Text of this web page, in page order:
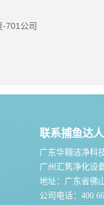
-701公司
联系捕鱼达人
广东华翱洁净科
广州汇隽净化设
地址：广东省佛
公司电话：400